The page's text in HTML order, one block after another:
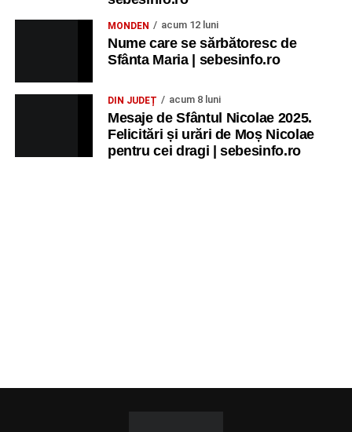
MONDEN acum 12 luni
Nume care se sărbătoresc de
Sfânta Maria | sebesinfo.ro
DIN JUDEȚ acum 8 luni
Mesaje de Sfântul Nicolae 2025.
Felicitări și urări de Moș Nicolae
pentru cei dragi | sebesinfo.ro